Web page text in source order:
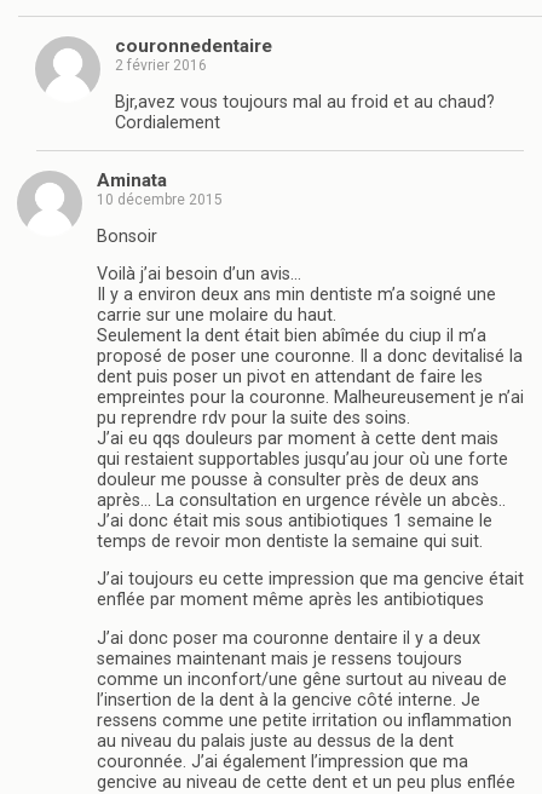
couronnedentaire
2 février 2016
Bjr,avez vous toujours mal au froid et au chaud?
Cordialement
Aminata
10 décembre 2015
Bonsoir
Voilà j’ai besoin d’un avis…
Il y a environ deux ans min dentiste m’a soigné une
carrie sur une molaire du haut.
Seulement la dent était bien abîmée du ciup il m’a
proposé de poser une couronne. Il a donc devitalisé la
dent puis poser un pivot en attendant de faire les
empreintes pour la couronne. Malheureusement je n’ai
pu reprendre rdv pour la suite des soins.
J’ai eu qqs douleurs par moment à cette dent mais
qui restaient supportables jusqu’au jour où une forte
douleur me pousse à consulter près de deux ans
après… La consultation en urgence révèle un abcès..
J’ai donc était mis sous antibiotiques 1 semaine le
temps de revoir mon dentiste la semaine qui suit.
J’ai toujours eu cette impression que ma gencive était
enflée par moment même après les antibiotiques
J’ai donc poser ma couronne dentaire il y a deux
semaines maintenant mais je ressens toujours
comme un inconfort/une gêne surtout au niveau de
l’insertion de la dent à la gencive côté interne. Je
ressens comme une petite irritation ou inflammation
au niveau du palais juste au dessus de la dent
couronnée. J’ai également l’impression que ma
gencive au niveau de cette dent et un peu plus enflée